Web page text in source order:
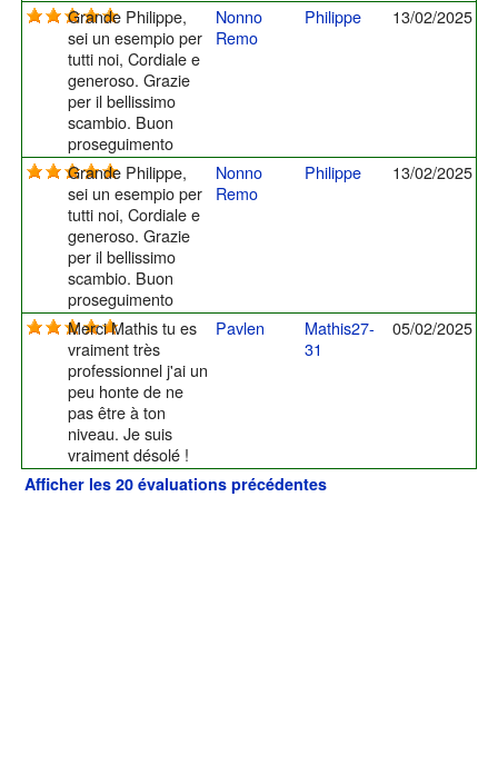
Grande Philippe,
sei un esempio per
tutti noi, Cordiale e
generoso. Grazie
per il bellissimo
scambio. Buon
proseguimento
Nonno
Remo
Philippe 13/02/2025
Grande Philippe,
sei un esempio per
tutti noi, Cordiale e
generoso. Grazie
per il bellissimo
scambio. Buon
proseguimento
Nonno
Remo
Philippe 13/02/2025
Merci Mathis tu es
vraiment très
professionnel j'ai un
peu honte de ne
pas être à ton
niveau. Je suis
vraiment désolé !
Pavlen
Mathis27-
31
05/02/2025
Afficher les 20 évaluations précédentes